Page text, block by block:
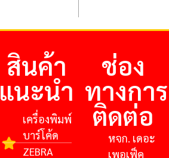
สินค้า
แนะนำ
เครื่องพิมพ์
บาร์โค้ด
ZEBRA
ช่อง
ทางการ
ติดต่อ
หจก. เดอะ
เพอเฟ็ค